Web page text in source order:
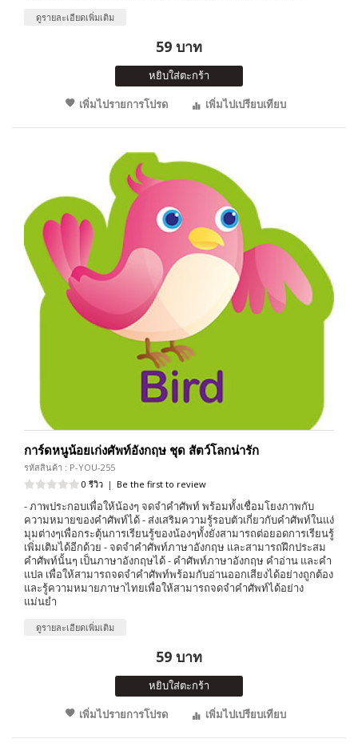
ดูรายละเอียดเพิ่มเติม
59 บาท
หยิบใส่ตะกร้า
เพิ่มไปรายการโปรด
เพิ่มไปเปรียบเทียบ
การ์ดหนูน้อยเก่งศัพท์อังกฤษ ชุด สัตว์โลกน่ารัก
รหัสสินค้า : P-YOU-255
0 รีวิว | Be the first to review
- ภาพประกอบเพื่อให้น้องๆ จดจำคำศัพท์ พร้อมทั้งเชื่อมโยงภาพกับ
ความหมายของคำศัพท์ได้ - ส่งเสริมความรู้รอบตัวเกี่ยวกับคำศัพท์ในแง่
มุมต่างๆเพื่อกระตุ้นการเรียนรู้ของน้องๆทั้งยังสามารถต่อยอดการเรียนรู้
เพิ่มเติมได้อีกด้วย - จดจำคำศัพท์ภาษาอังกฤษ และสามารถฝึกประสม
คำศัพท์นั้นๆ เป็นภาษาอังกฤษได้ - คำศัพท์ภาษาอังกฤษ คำอ่าน และคำ
แปล เพื่อให้สามารถจดจำคำศัพท์พร้อมกับอ่านออกเสียงได้อย่างถูกต้อง
และรู้ความหมายภาษาไทยเพื่อให้สามารถจดจำคำศัพท์ได้อย่าง
แม่นยำ
ดูรายละเอียดเพิ่มเติม
59 บาท
หยิบใส่ตะกร้า
เพิ่มไปรายการโปรด
เพิ่มไปเปรียบเทียบ